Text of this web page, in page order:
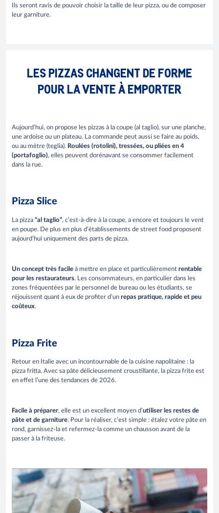
Ils seront ravis de pouvoir choisir la taille de leur pizza, ou de composer
leur garniture.
LES PIZZAS CHANGENT DE FORME
POUR LA VENTE À EMPORTER
Aujourd’hui, on propose les pizzas à la coupe (al taglio), sur une planche,
une ardoise ou un plateau. La commande peut aussi se faire au poids,
ou au mètre (teglia). Roulées (rotolini), tressées, ou pliées en 4
(portafoglio), elles peuvent dorénavant se consommer facilement
dans la rue.
Pizza Slice
La pizza “al taglio”, c’est-à-dire à la coupe, a encore et toujours le vent
en poupe. De plus en plus d’établissements de street food proposent
aujourd’hui uniquement des parts de pizza.
Un concept très facile à mettre en place et particulièrement rentable
pour les restaurateurs. Les consommateurs, en particulier dans les
zones fréquentées par le personnel de bureau ou les étudiants, se
réjouissent quant à eux de profiter d’un repas pratique, rapide et peu
coûteux.
Pizza Frite
Retour en Italie avec un incontournable de la cuisine napolitaine : la
pizza fritta. Avec sa pâte délicieusement croustillante, la pizza frite est
en effet l’une des tendances de 2026.
Facile à préparer, elle est un excellent moyen d’utiliser les restes de
pâte et de garniture. Pour la réaliser, c’est simple : étalez votre pâte en
rond, garnissez-la et refermez-la comme un chausson avant de la
passer à la friteuse.